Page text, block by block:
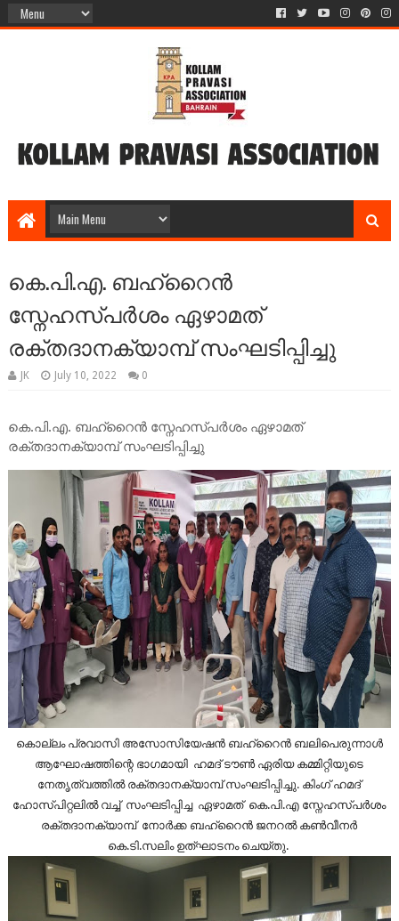
കെ.പി.എ. ബഹ്‌റൈൻ
സ്നേഹസ്പർശം ഏഴാമത്
രക്തദാനക്യാമ്പ് സംഘടിപ്പിച്ചു
JK July 10, 2022 0
കെ.പി.എ. ബഹ്‌റൈൻ സ്നേഹസ്പർശം ഏഴാമത്
രക്തദാനക്യാമ്പ് സംഘടിപ്പിച്ചു
കൊല്ലം പ്രവാസി അസോസിയേഷൻ ബഹ്‌റൈൻ ബലിപെരുന്നാൾ
ആഘോഷത്തിന്റെ ഭാഗമായി ഹമദ് ടൗൺ ഏരിയ കമ്മിറ്റിയുടെ
നേതൃത്വത്തിൽ രക്തദാനക്യാമ്പ് സംഘടിപ്പിച്ചു. കിംഗ് ഹമദ്
ഹോസ്പിറ്റലിൽ വച്ച് സംഘടിപ്പിച്ച ഏഴാമത് കെ.പി.എ സ്നേഹസ്പർശം
രക്തദാനക്യാമ്പ് നോർക്ക ബഹ്‌റൈൻ ജനറൽ കൺവീനർ
കെ.ടി.സലിം ഉത്‌ഘാടനം ചെയ്തു.